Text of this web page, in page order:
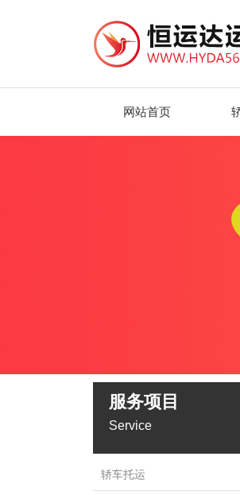
网站首页
服务项目
Service
轿车托运